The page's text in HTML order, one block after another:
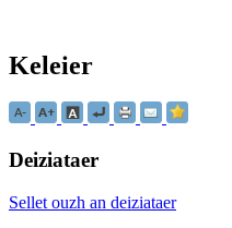
Keleier
Deiziataer
Sellet ouzh an deiziataer